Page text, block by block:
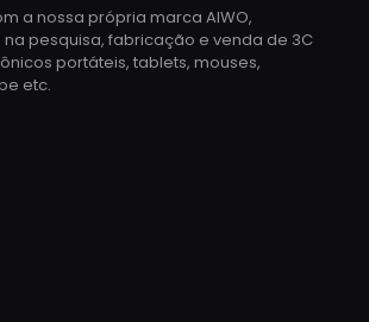
a nossa própria marca AIWO,
pesquisa, fabricação e venda de 3C
portáteis, tablets, mouses,
etc.